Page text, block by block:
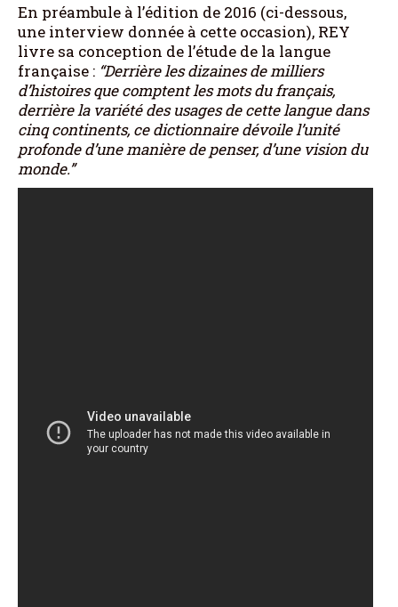
En préambule à l’édition de 2016 (ci-dessous,
une interview donnée à cette occasion), REY
livre sa conception de l’étude de la langue
française : “Derrière les dizaines de milliers
d’histoires que comptent les mots du français,
derrière la variété des usages de cette langue dans
cinq continents, ce dictionnaire dévoile l’unité
profonde d’une manière de penser, d’une vision du
monde.”